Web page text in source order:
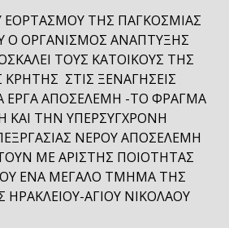
ΕΟΡΤΑΣΜΟΥ ΤΗΣ ΠΑΓΚΟΣΜΙΑΣ
Ο ΟΡΓΑΝΙΣΜΟΣ ΑΝΑΠΤΥΞΗΣ
ΤΟΥΣ ΚΑΤΟΙΚΟΥΣ ΤΗΣ
ΣΤΙΣ ΞΕΝΑΓΗΣΕΙΣ
ΕΡΓΑ ΑΠΟΣΕΛΕΜΗ -ΤΟ ΦΡΑΓΜΑ
ΚΑΙ ΤΗΝ ΥΠΕΡΣΥΓΧΡΟΝΗ
ΝΕΡΟΥ ΑΠΟΣΕΛΕΜΗ
ΜΕ ΑΡΙΣΤΗΣ ΠΟΙΟΤΗΤΑΣ
ΕΝΑ ΜΕΓΑΛΟ ΤΜΗΜΑ ΤΗΣ
ΗΡΑΚΛΕΙΟΥ-ΑΓΙΟΥ ΝΙΚΟΛΑΟΥ